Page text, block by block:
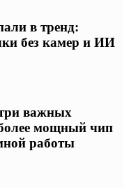
в тренд:
без камер и ИИ
важных
мощный чип
работы